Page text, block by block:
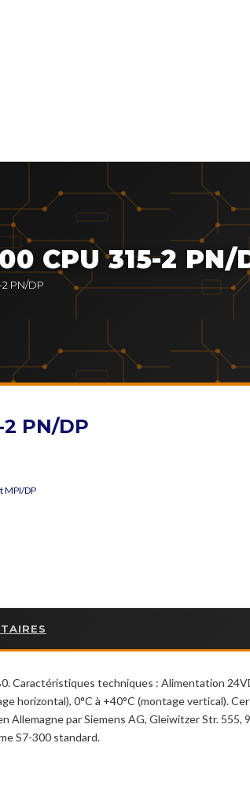
CPU 315-2 PN/
PN/DP
2 PN/DP
MPI/DP
Caractéristiques techniques : Alimentation
horizontal), 0°C à +40°C (montage vertical).
Allemagne par Siemens AG, Gleiwitzer Str.
S7-300 standard.